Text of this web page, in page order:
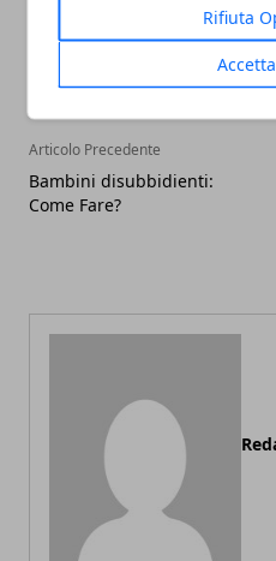
Rifiuta
Whatsapp
Articolo Precedente
Bambini disubbidienti:
Come Fare?